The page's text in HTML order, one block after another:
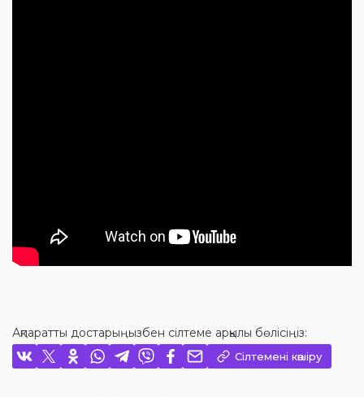
Ақпаратты достарыңызбен сілтеме арқылы бөлісіңіз:
Сілтемені көшіру